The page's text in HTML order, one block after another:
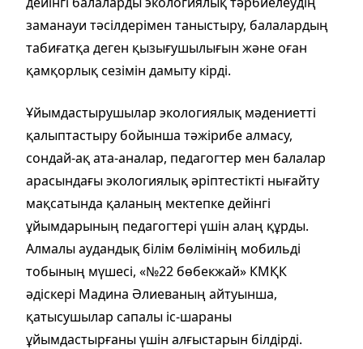
заманауи тәсілдерімен таныстыру, балалардың
табиғатқа деген қызығушылығын және оған
қамқорлық сезімін дамыту кірді.
Ұйымдастырушылар экологиялық мәдениетті
қалыптастыру бойынша тәжірибе алмасу,
сондай-ақ ата-аналар, педагогтер мен балалар
арасындағы экологиялық әріптестікті нығайту
мақсатында қаланың мектепке дейінгі
ұйымдарының педагогтері үшін алаң құрды.
Алмалы аудандық білім бөлімінің мобильді
тобының мүшесі, «№22 бөбекжай» КМҚК
әдіскері Мадина Әлиеваның айтуынша,
қатысушылар сапалы іс-шараны
ұйымдастырғаны үшін алғыстарын білдірді.